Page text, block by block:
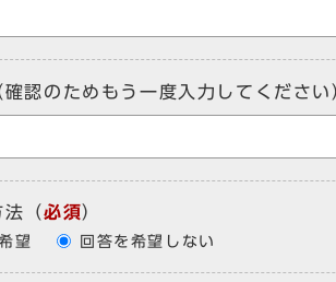
認のためもう一度入力してください
法 （必須）
望 回答を希望しない